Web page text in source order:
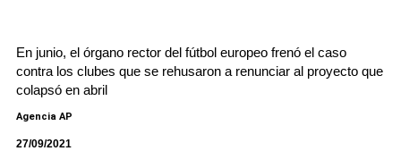
En junio, el órgano rector del fútbol europeo frenó el caso
contra los clubes que se rehusaron a renunciar al proyecto que
colapsó en abril
Agencia AP
27/09/2021